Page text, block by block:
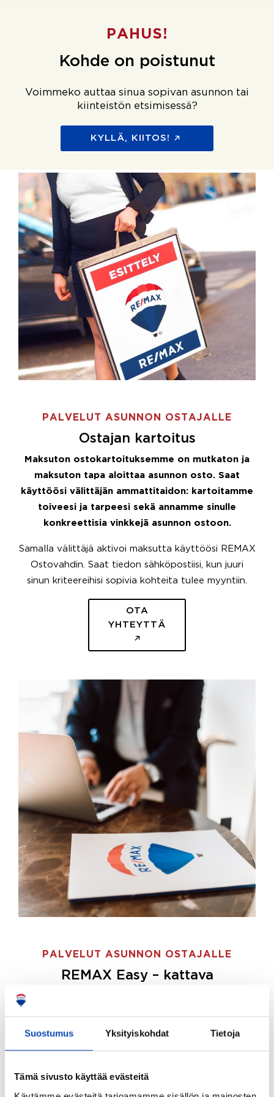
Suostumus Yksityiskohdat Tietoja
Tämä sivusto käyttää evästeitä
PAHUS!
Kohde on poistunut
Voimmeko auttaa sinua sopivan asunnon tai
kiinteistön etsimisessä?
KYLLÄ, KIITOS!
PALVELUT ASUNNON OSTAJALLE
Ostajan kartoitus
Maksuton ostokartoituksemme on mutkaton ja
maksuton tapa aloittaa asunnon osto. Saat
käyttöösi välittäjän ammattitaidon: kartoitamme
toiveesi ja tarpeesi sekä annamme sinulle
konkreettisia vinkkejä asunnon ostoon.
Samalla välittäjä aktivoi maksutta käyttöösi REMAX
Ostovahdin. Saat tiedon sähköpostiisi, kun juuri
sinun kriteereihisi sopivia kohteita tulee myyntiin.
OTA
YHTEYTTÄ
PALVELUT ASUNNON OSTAJALLE
REMAX Easy – kattava
ostajille.
Tee ostotoimeksianto ja etsimme juuri